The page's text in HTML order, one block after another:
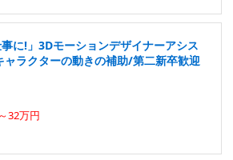
事に!」3Dモーションデザイナーアシス
ラクターの動きの補助/第二新卒歓迎
32万円